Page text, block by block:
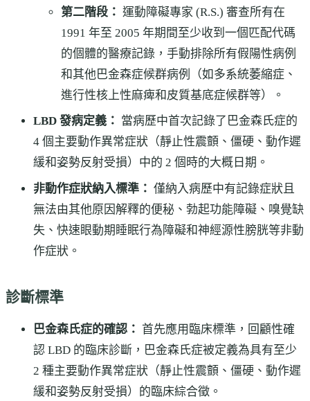
第二階段： 運動障礙專家 (R.S.) 審查所有在
1991 年至 2005 年期間至少收到一個匹配代碼
的個體的醫療記錄，手動排除所有假陽性病例
和其他巴金森症候群病例（如多系統萎縮症、
進行性核上性麻痺和皮質基底症候群等）。
LBD 發病定義： 當病歷中首次記錄了巴金森氏症的
4 個主要動作異常症狀（靜止性震顫、僵硬、動作遲
緩和姿勢反射受損）中的 2 個時的大概日期。
非動作症狀納入標準： 僅納入病歷中有記錄症狀且
無法由其他原因解釋的便秘、勃起功能障礙、嗅覺缺
失、快速眼動期睡眠行為障礙和神經源性膀胱等非動
作症狀。
診斷標準
巴金森氏症的確認： 首先應用臨床標準，回顧性確
認 LBD 的臨床診斷，巴金森氏症被定義為具有至少
2 種主要動作異常症狀（靜止性震顫、僵硬、動作遲
緩和姿勢反射受損）的臨床綜合徵。